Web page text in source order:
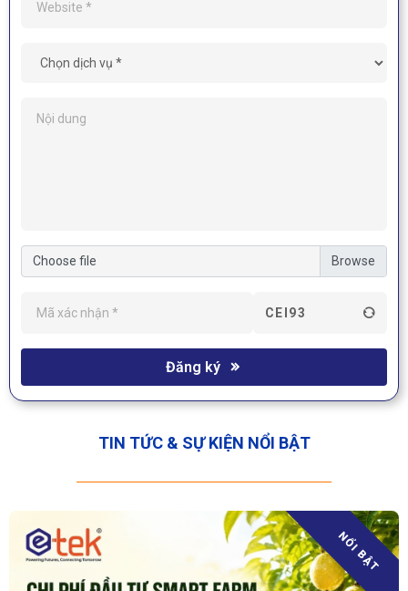
Choose file
CEI93
Đăng ký
TIN TỨC & SỰ KIỆN NỔI BẬT
NỔI BẬT